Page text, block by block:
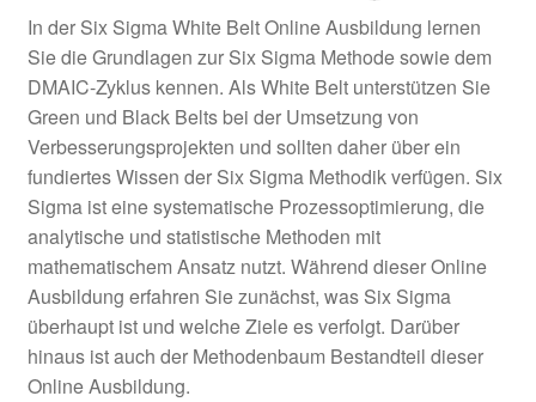
öffnen
E-Learn
öffnen
KVP E-Learning
Six Sigma E-Learning
öffnen
Six Sigma White Belt
Six Sigma Yellow Belt
Six Sigma – Wissen kompakt
In der Six Sigma White Belt Online Ausbildung lernen
Sie die Grundlagen zur Six Sigma Methode sowie dem
DMAIC-Zyklus kennen. Als White Belt unterstützen Sie
Green und Black Belts bei der Umsetzung von
Verbesserungsprojekten und sollten daher über ein
fundiertes Wissen der Six Sigma Methodik verfügen. Six
Sigma ist eine systematische Prozessoptimierung, die
analytische und statistische Methoden mit
mathematischem Ansatz nutzt. Während dieser Online
Ausbildung erfahren Sie zunächst, was Six Sigma
überhaupt ist und welche Ziele es verfolgt. Darüber
hinaus ist auch der Methodenbaum Bestandteil dieser
Online Ausbildung.